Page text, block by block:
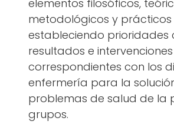
elementos filosóficos,
metodológicos y
estableciendo prioridades
resultados e intervenciones
correspondientes con los
enfermería para la
problemas de salud de la
grupos.